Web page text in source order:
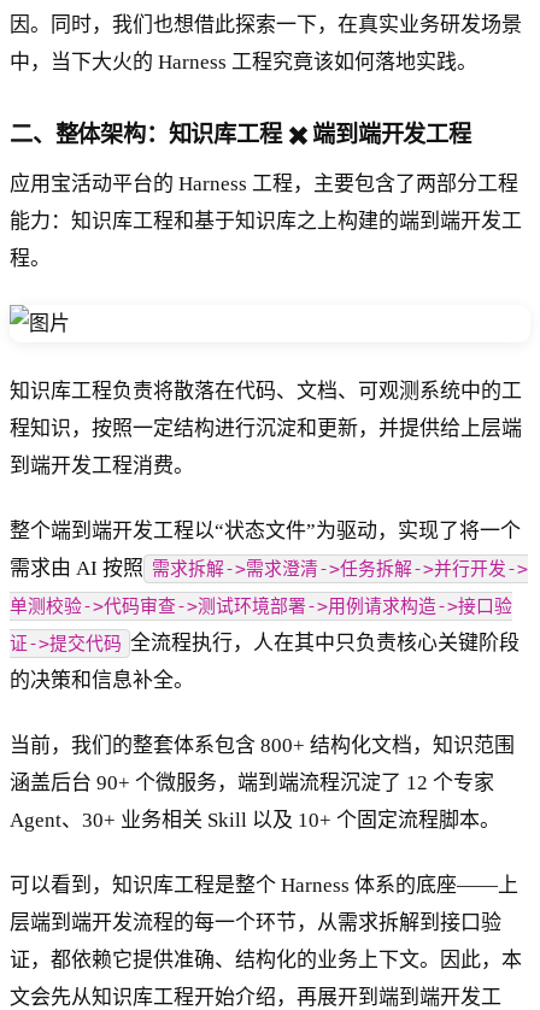
因。同时，我们也想借此探索一下，在真实业务研发场景
中，当下大火的 Harness 工程究竟该如何落地实践。
二、整体架构：知识库工程 ✖️ 端到端开发工程
应用宝活动平台的 Harness 工程，主要包含了两部分工程
能力：知识库工程和基于知识库之上构建的端到端开发工
程。
知识库工程负责将散落在代码、文档、可观测系统中的工
程知识，按照一定结构进行沉淀和更新，并提供给上层端
到端开发工程消费。
整个端到端开发工程以“状态文件”为驱动，实现了将一个
需求由 AI 按照 需求拆解->需求澄清->任务拆解->并行开发->
单测校验->代码审查->测试环境部署->用例请求构造->接口验
证->提交代码 全流程执行，人在其中只负责核心关键阶段
的决策和信息补全。
当前，我们的整套体系包含 800+ 结构化文档，知识范围
涵盖后台 90+ 个微服务，端到端流程沉淀了 12 个专家
Agent、30+ 业务相关 Skill 以及 10+ 个固定流程脚本。
可以看到，知识库工程是整个 Harness 体系的底座——上
层端到端开发流程的每一个环节，从需求拆解到接口验
证，都依赖它提供准确、结构化的业务上下文。因此，本
文会先从知识库工程开始介绍，再展开到端到端开发工